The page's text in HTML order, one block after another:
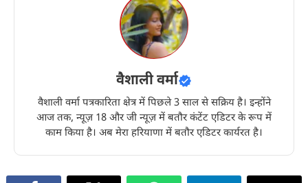
वैशाली वर्मा
वैशाली वर्मा पत्रकारिता क्षेत्र में पिछले 3 साल से सक्रिय है। इन्होंने
आज तक, न्यूज़ 18 और जी न्यूज़ में बतौर कंटेंट एडिटर के रूप में
काम किया है। अब मेरा हरियाणा में बतौर एडिटर कार्यरत है।